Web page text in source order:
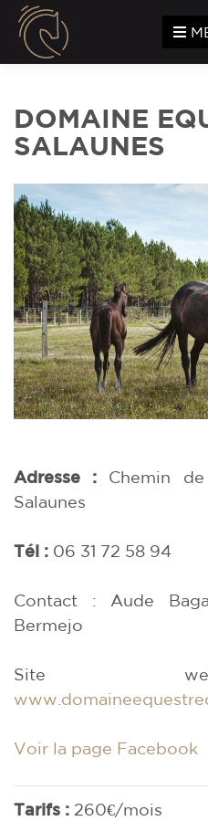
DOMAINE
SALAUNES
Adresse : Chemin
Salaunes
Tél : 06 31 72 58 94
Contact : Aude
Bermejo
Site
Voir la page Facebook
Tarifs : 260€/mois
Panneau de gestion des